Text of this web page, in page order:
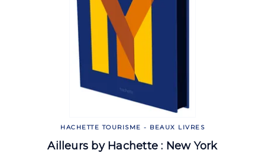
HACHETTE TOURISME - BEAUX LIVRES
Ailleurs by Hachette : New York